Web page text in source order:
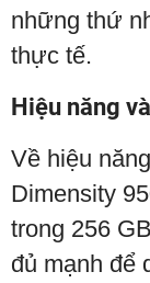
những thứ
thực tế.
Hiệu năng
Về hiệu
Dimensity
trong 256
đủ mạnh để